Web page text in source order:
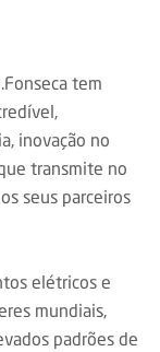
tem
inovação no
transmite no
seus parceiros
elétricos e
mundiais,
padrões de